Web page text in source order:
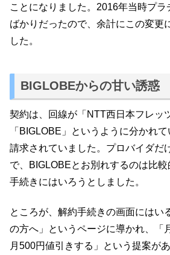
ことになりました。2016年当時プラ
ばかりだったので、余計にこの変更
した。
BIGLOBEからの甘い誘惑
契約は、回線が「NTT西日本フレッ
「BIGLOBE」というように分かれ
請求されていました。プロバイダだ
で、BIGLOBEとお別れするのは比
手続きにはいろうとしました。
ところが、解約手続きの画面にはい
の方へ」というページに導かれ、「
月500円値引きする」という提案が